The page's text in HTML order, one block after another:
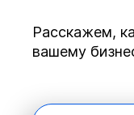
Расскажем,
вашему